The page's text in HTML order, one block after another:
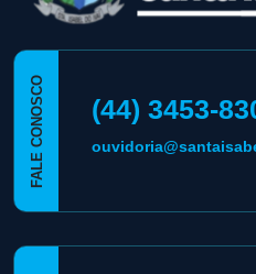
FALE CONOSCO (44) 3453-